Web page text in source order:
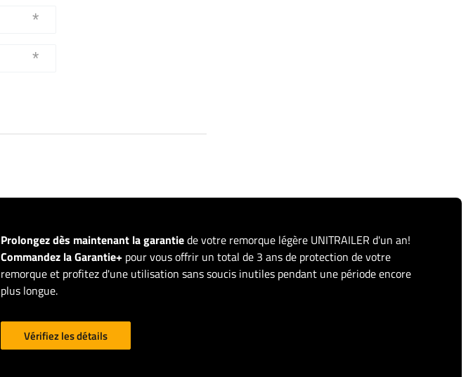
Prolongez dès maintenant la garantiede votre remorque légère UNITRAILER d'un an!
Commandez la Garantie+ pour vous offrir un total de 3 ans de protection de votre
remorque et profitez d'une utilisation sans soucis inutiles pendant une période encore
plus longue.
Vérifiez les détails